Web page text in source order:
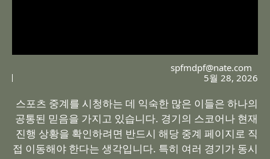
spfmdpf@nate.com
5월 28, 2026
스포츠 중계를 시청하는 데 익숙한 많은 이들은 하나의
공통된 믿음을 가지고 있습니다. 경기의 스코어나 현재
진행 상황을 확인하려면 반드시 해당 중계 페이지로 직
접 이동해야 한다는 생각입니다. 특히 여러 경기가 동시